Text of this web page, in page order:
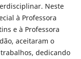
Neste
à Professora
e à Professora
aceitaram o
dedicando